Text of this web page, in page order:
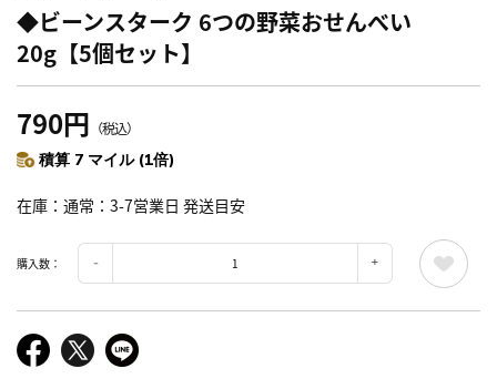
◆ビーンスターク 6つの野菜おせんべい
20g【5個セット】
790円 （税込）
積算 7 マイル (1倍)
在庫 通常：3-7営業日 発送目安
購入数：